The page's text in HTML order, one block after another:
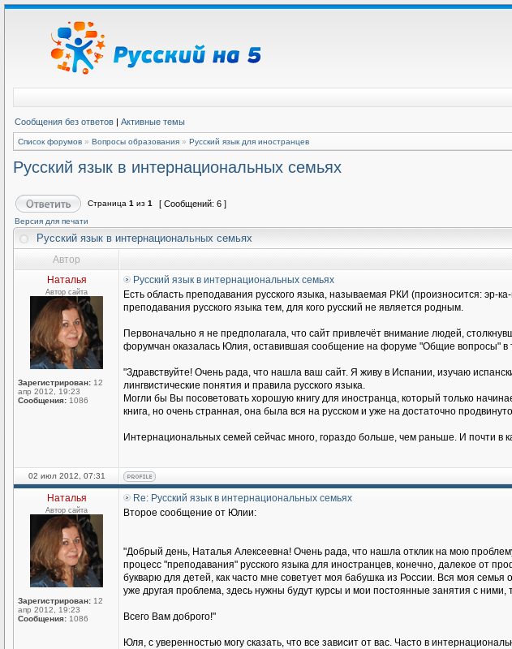
Сообщения без ответов | Активные темы
Список форумов » Вопросы образования » Русский язык для иностранцев
Русский язык в интернациональных семьях
Страница 1 из 1 [ Сообщений: 6 ]
Версия для печати
Русский язык в интернациональных семьях
Автор
Наталья
Автор сайта
Зарегистрирован: 12
апр 2012, 19:23
Сообщения: 1086
Русский язык в интернациональных семьях
Есть область преподавания русского языка, называемая РКИ (произносится:
преподавания русского языка тем, для кого русский не является родным.
Первоначально я не предполагала, что сайт привлечёт внимание людей,
форумчан оказалась Юлия, оставившая сообщение на форуме "Общие вопросы" в
"Здравствуйте! Очень рада, что нашла ваш сайт. Я живу в Испании, изучаю
лингвистические понятия и правила русского языка.
Могли бы Вы посоветовать хорошую книгу для иностранца, который только
книга, но очень странная, она была вся на русском и уже на достаточно
Интернациональных семей сейчас много, гораздо больше, чем раньше. И почти
02 июл 2012, 07:31
Наталья
Автор сайта
Зарегистрирован: 12
апр 2012, 19:23
Сообщения: 1086
Re: Русский язык в интернациональных семьях
Второе сообщение от Юлии:
"Добрый день, Наталья Алексеевна! Очень рада, что нашла отклик на мою
процесс "преподавания" русского языка для иностранцев, конечно, далекое от
букварю для детей, как часто мне советует моя бабушка из России. Вся моя семья
уже другая проблема, здесь нужны будут курсы и мои постоянные занятия с ними,
Всего Вам доброго!"
Юля, с уверенностью могу сказать, что все зависит от вас. Часто в